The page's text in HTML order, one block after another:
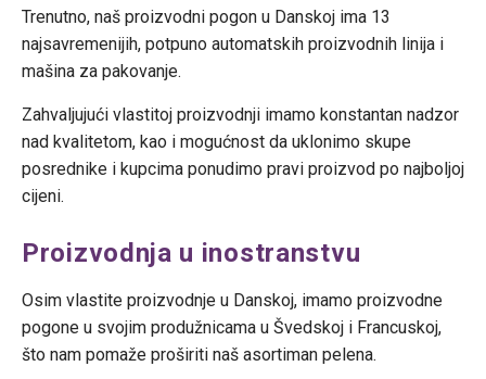
Trenutno, naš proizvodni pogon u Danskoj ima 13
najsavremenijih, potpuno automatskih proizvodnih linija i
mašina za pakovanje.
Zahvaljujući vlastitoj proizvodnji imamo konstantan nadzor
nad kvalitetom, kao i mogućnost da uklonimo skupe
posrednike i kupcima ponudimo pravi proizvod po najboljoj
cijeni.
Proizvodnja u inostranstvu
Osim vlastite proizvodnje u Danskoj, imamo proizvodne
pogone u svojim produžnicama u Švedskoj i Francuskoj,
što nam pomaže proširiti naš asortiman pelena.